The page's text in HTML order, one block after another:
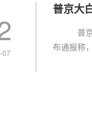
07
普京大
普京这
布通报称